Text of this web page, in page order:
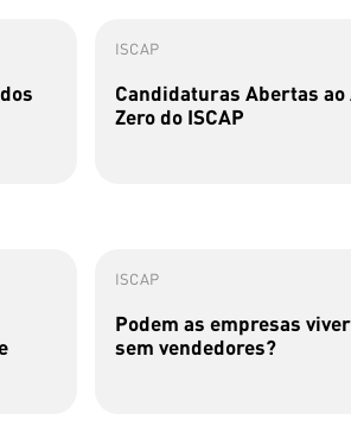
ISCAP
Candidaturas Abertas ao
Zero do ISCAP
ISCAP
Podem as empresas viver
sem vendedores?